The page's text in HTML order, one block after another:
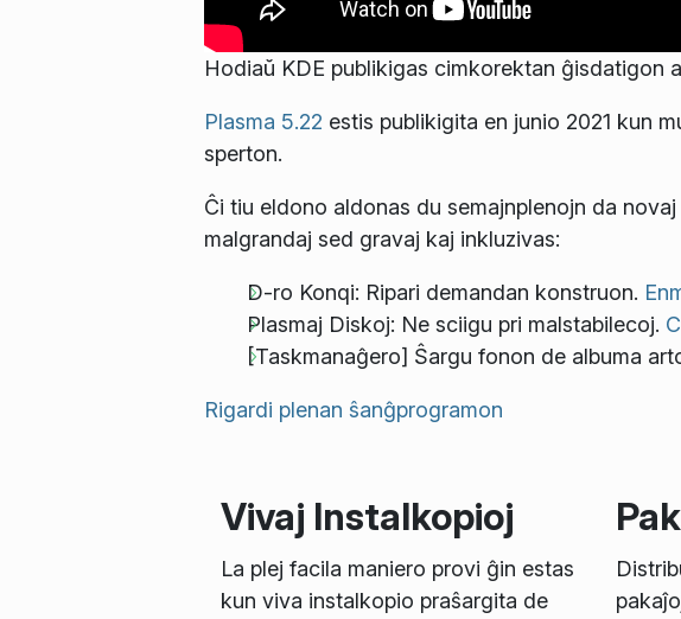
Hodiaŭ KDE publikigas cimkorektan ĝisdatigon
Plasma 5.22 estis publikigita en junio 2021 kun
sperton.
Ĉi tiu eldono aldonas du semajnplenojn da
malgrandaj sed gravaj kaj inkluzivas:
D-ro Konqi: Ripari demandan konstruon.
Plasmaj Diskoj: Ne sciigu pri malstabilecoj.
[Taskmanaĝero] Ŝargu fonon de albuma
Rigardi plenan ŝanĝprogramon
Vivaj Instalkopioj
La plej facila maniero provi ĝin estas
kun viva instalkopio praŝargita de